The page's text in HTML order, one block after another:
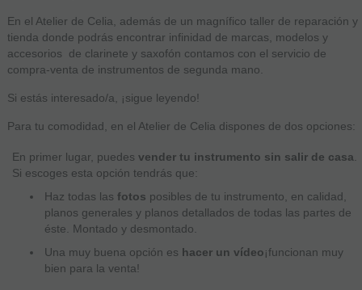
En el Atelier de Celia, además de un magnífico taller de reparación y
tienda donde podrás encontrar infinidad de marcas, modelos y
accesorios de clarinete y saxofón contamos con el servicio de
compra-venta de instrumentos de segunda mano.
Si estás interesado/a, ¡sigue leyendo!
Para tu comodidad, en el Atelier de Celia dispones de dos opciones:
En primer lugar, puedes vender tu instrumento sin salir de casa
Si escoges esta opción tendrás que:
Haz todas las fotos posibles de tu instrumento, en calidad,
planos generales y planos detallados de todas las partes de
éste. Montado y desmontado.
Una muy buena opción es hacer un vídeo¡funcionan muy
bien para la venta!